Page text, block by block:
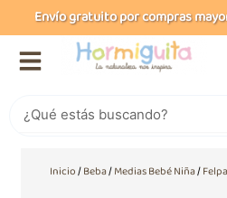
al
contenido
Envío gratuito por compras
Inicio/Beba/Medias Bebé Niña/Felpa